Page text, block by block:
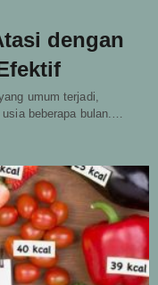
dengan
umum terjadi,
beberapa bulan.…